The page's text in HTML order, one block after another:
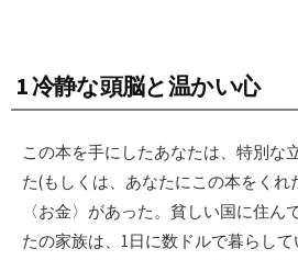
1 冷静な頭脳と温かい心
この本を手にしたあなたは、特別な
た(もしくは、あなたにこの本をくれ
〈お金〉があった。貧しい国に住ん
たの家族は、1日に数ドルで暮らし